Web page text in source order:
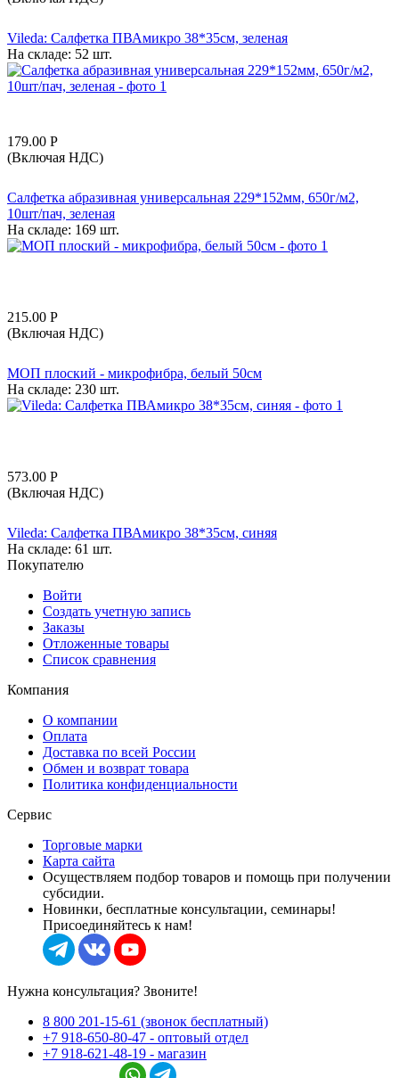
Vileda: Салфетка ПВАмикро 38*35см, зеленая
На складе: 52 шт.
179.00 Р
(Включая НДС)
Салфетка абразивная универсальная 229*152мм, 650г/м2,
10шт/пач, зеленая
На складе: 169 шт.
215.00 Р
(Включая НДС)
МОП плоский - микрофибра, белый 50см
На складе: 230 шт.
573.00 Р
(Включая НДС)
Vileda: Салфетка ПВАмикро 38*35см, синяя
На складе: 61 шт.
Покупателю
Войти
Создать учетную запись
Заказы
Отложенные товары
Список сравнения
Компания
О компании
Оплата
Доставка по всей России
Обмен и возврат товара
Политика конфиденциальности
Сервис
Торговые марки
Карта сайта
Осуществляем подбор товаров и помощь при получении
субсидии.
Новинки, бесплатные консультации, семинары!
Присоединяйтесь к нам!
Нужна консультация? Звоните!
8 800 201-15-61 (звонок бесплатный)
+7 918-650-80-47 - оптовый отдел
+7 918-621-48-19 - магазин